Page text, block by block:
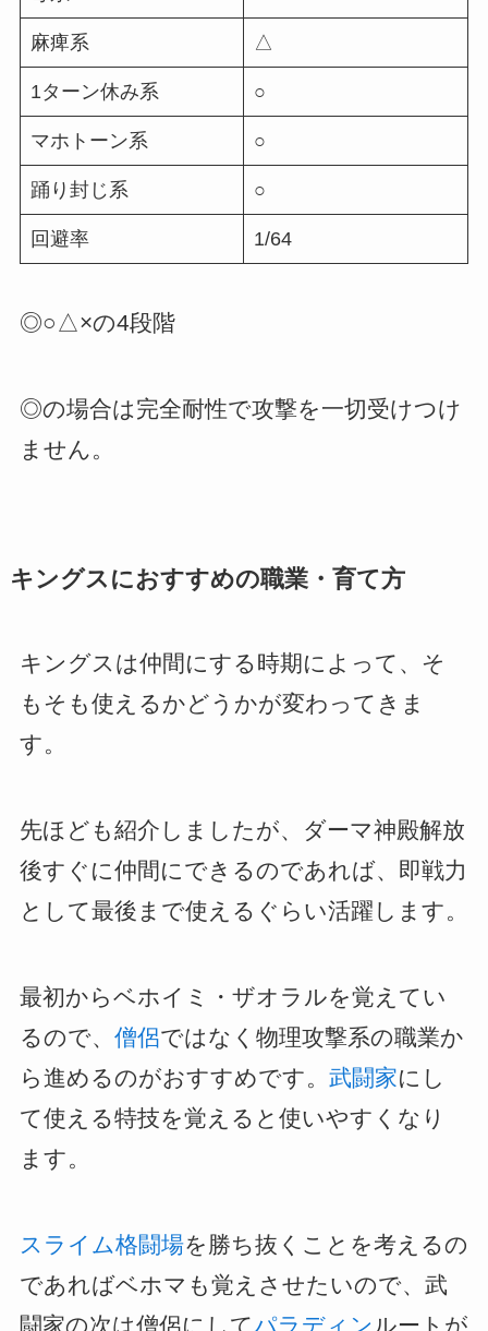
麻痺系 △
1ターン休み系 ○
マホトーン系 ○
踊り封じ系 ○
回避率 1/64
◎○△×の4段階
◎の場合は完全耐性で攻撃を一切受けつけ
ません。
キングスにおすすめの職業・育て方
キングスは仲間にする時期によって、そ
もそも使えるかどうかが変わってきま
す。
先ほども紹介しましたが、ダーマ神殿解放
後すぐに仲間にできるのであれば、即戦力
として最後まで使えるぐらい活躍します。
最初からベホイミ・ザオラルを覚えてい
るので、 僧侶ではなく物理攻撃系の職業か
ら進めるのがおすすめです。 武闘家にし
て使える特技を覚えると使いやすくなり
ます。
スライム格闘場を勝ち抜くことを考えるの
であればベホマも覚えさせたいので、武
闘家の次は僧侶にしてパラディン ルートが